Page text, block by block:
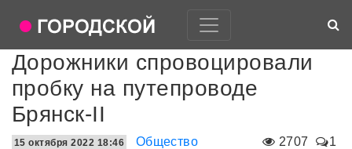
Дорожники спровоцировали
пробку на путепроводе
Брянск-II
2707 1
15 октября 2022 18:46 Общество